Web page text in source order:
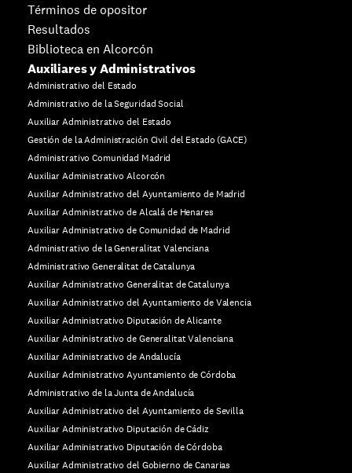
Términos de opositor
Resultados
Biblioteca en Alcorcón
Auxiliares y Administrativos
Administrativo del Estado
Administrativo de la Seguridad Social
Auxiliar Administrativo del Estado
Gestión de la Administración Civil del Estado (GACE)
Administrativo Comunidad Madrid
Auxiliar Administrativo Alcorcón
Auxiliar Administrativo del Ayuntamiento de Madrid
Auxiliar Administrativo de Alcalá de Henares
Auxiliar Administrativo de Comunidad de Madrid
Administrativo de la Generalitat Valenciana
Administrativo Generalitat de Catalunya
Auxiliar Administrativo Generalitat de Catalunya
Auxiliar Administrativo del Ayuntamiento de Valencia
Auxiliar Administrativo Diputación de Alicante
Auxiliar Administrativo de Generalitat Valenciana
Auxiliar Administrativo de Andalucía
Auxiliar Administrativo Ayuntamiento de Córdoba
Administrativo de la Junta de Andalucía
Auxiliar Administrativo del Ayuntamiento de Sevilla
Auxiliar Administrativo Diputación de Cádiz
Auxiliar Administrativo Diputación de Córdoba
Auxiliar Administrativo del Gobierno de Canarias